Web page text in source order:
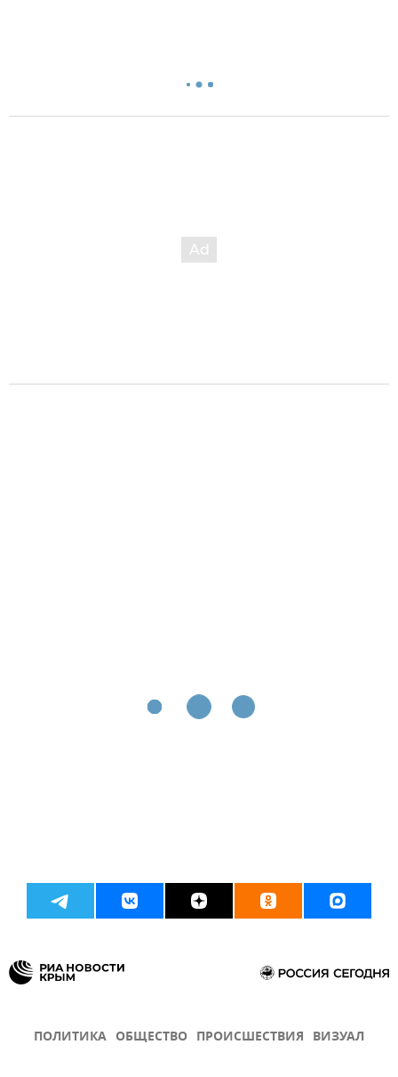
ПОЛИТИКА ОБЩЕСТВО ПРОИСШЕСТВИЯ ВИЗУАЛ